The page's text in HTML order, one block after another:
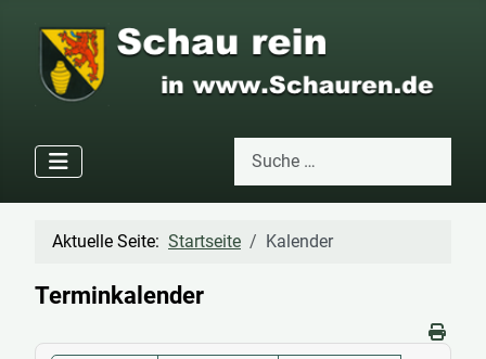
Suchen
Aktuelle Seite: Startseite Kalender
Terminkalender